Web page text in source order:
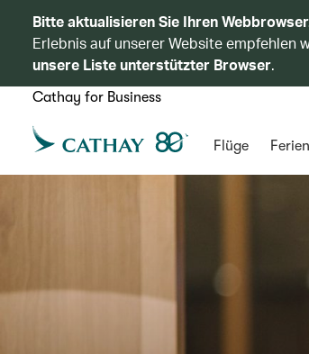
Bitte aktualisieren Sie Ihren
Erlebnis auf unserer Website empfehlen
unsere Liste unterstützter Browser.
Cathay for Business
Flüge Ferien